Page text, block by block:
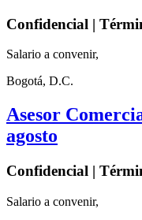
Confidencial |
Salario a convenir,
Bogotá, D.C.
Asesor
agosto
Confidencial |
Salario a convenir,